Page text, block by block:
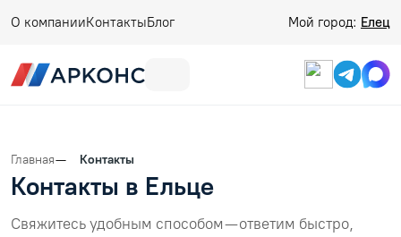
О компанииКонтактыБлог Мой город: Елец
Главная Контакты
Контакты в Ельце
Свяжитесь удобным способом — ответим быстро,